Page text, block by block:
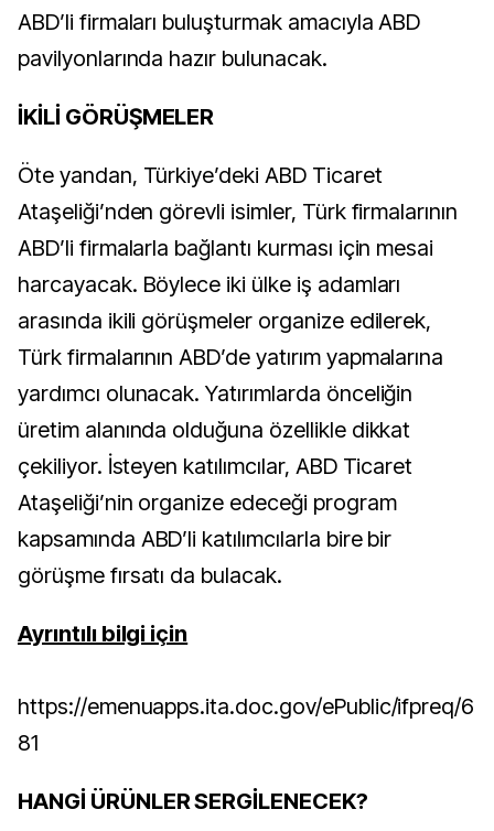
ABD’li firmaları buluşturmak amacıyla ABD
pavilyonlarında hazır bulunacak.
İKİLİ GÖRÜŞMELER
Öte yandan, Türkiye’deki ABD Ticaret
Ataşeliği’nden görevli isimler, Türk firmalarının
ABD’li firmalarla bağlantı kurması için mesai
harcayacak. Böylece iki ülke iş adamları
arasında ikili görüşmeler organize edilerek,
Türk firmalarının ABD’de yatırım yapmalarına
yardımcı olunacak. Yatırımlarda önceliğin
üretim alanında olduğuna özellikle dikkat
çekiliyor. İsteyen katılımcılar, ABD Ticaret
Ataşeliği’nin organize edeceği program
kapsamında ABD’li katılımcılarla bire bir
görüşme fırsatı da bulacak.
Ayrıntılı bilgi için
https://emenuapps.ita.doc.gov/ePublic/ifpreq/6
81
HANGİ ÜRÜNLER SERGİLENECEK?